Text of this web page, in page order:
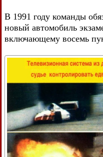
В 1991 году команды
новый автомобиль
включающему восемь